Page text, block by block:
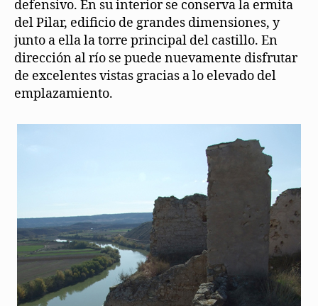
defensivo. En su interior se conserva la ermita
del Pilar, edificio de grandes dimensiones, y
junto a ella la torre principal del castillo. En
dirección al río se puede nuevamente disfrutar
de excelentes vistas gracias a lo elevado del
emplazamiento.